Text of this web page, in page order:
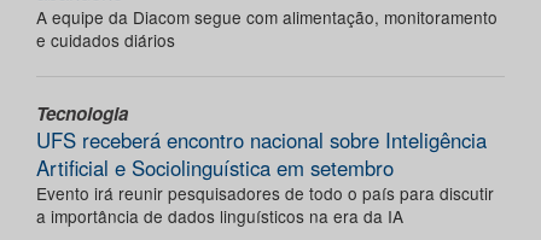
A equipe da Diacom segue com alimentação, monitoramento
e cuidados diários
Tecnologia
UFS receberá encontro nacional sobre Inteligência
Artificial e Sociolinguística em setembro
Evento irá reunir pesquisadores de todo o país para discutir
a importância de dados linguísticos na era da IA